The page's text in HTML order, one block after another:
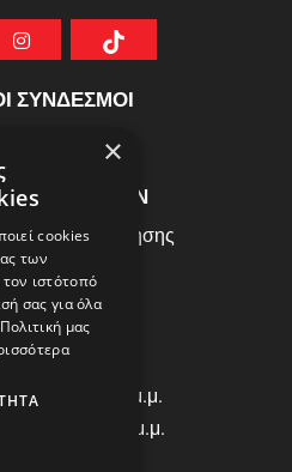
ΣΥΝΔΕΣΜΟΙ
ΠΕΛΑΤΩΝ
- Όροι Χρήσης
Επιστροφών
Χρήσης
π.μ. - 18:00 μ.μ.
π.μ. - 14:00 μ.μ.
×
cookies
των
ιστότοπό
σας για όλα
μας